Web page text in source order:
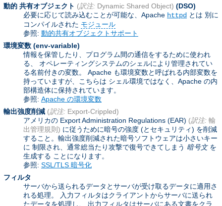
動的 共有オブジェクト (訳注: Dynamic Shared Object) (DSO)
必要に応じて読み込むことが可能な、Apache httpd とは 別に
コンパイルされた モジュール
参照: 動的共有オブジェクトサポート
環境変数 (env-variable)
情報を保管したり、プログラム間の通信をするために使われ
る、 オペレーティングシステムのシェルにより管理されてい
る名前付きの変数。 Apache も環境変数と呼ばれる内部変数を
持っていますが、こちらは シェル環境ではなく、Apache の内
部構造体に保持されています。
参照: Apache の環境変数
輸出強度削減 (訳注: Export-Crippled)
アメリカの Export Administration Regulations (EAR) (訳注: 輸
出管理規則) に従うために暗号の強度 (とセキュリティ) を削減
すること。輸出強度削減された暗号ソフトウェアは小さいキー
に 制限され、通常総当たり攻撃で復号できてしまう 暗号文を
生成する ことになります。
参照: SSL/TLS 暗号化
フィルタ
サーバから送られるデータとサーバが受け取るデータに適用さ
れる処理。 入力フィルタはクライアントからサーバに送られ
たデータを処理し、 出力フィルタはサーバにある文書をクラ